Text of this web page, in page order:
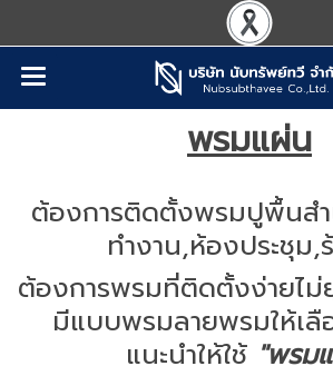
พรมแผ่น
ต้องการติดตั้งพรมปูพื้นส
ทำงาน,ห้องประชุม,
ต้องการพรมที่ติดตั้งง่ายไ
มีแบบพรมลายพรมให้เลื
แนะนำให้ใช้ "พรม